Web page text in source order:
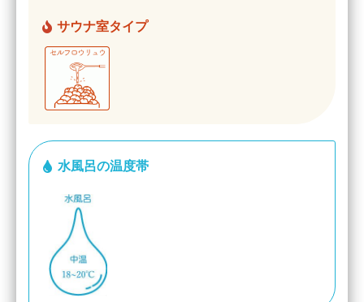
サウナ室タイプ
水風呂の温度帯